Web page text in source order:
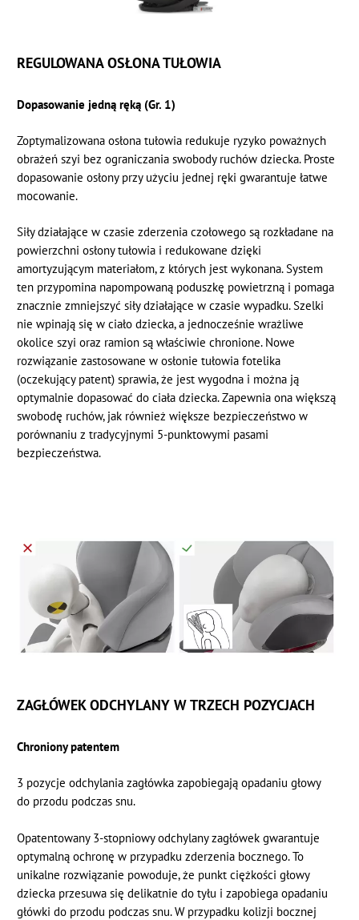
REGULOWANA OSŁONA TUŁOWIA
Dopasowanie jedną ręką (Gr. 1)
Zoptymalizowana osłona tułowia redukuje ryzyko poważnych
obrażeń szyi bez ograniczania swobody ruchów dziecka. Proste
dopasowanie osłony przy użyciu jednej ręki gwarantuje łatwe
mocowanie.
Siły działające w czasie zderzenia czołowego są rozkładane na
powierzchni osłony tułowia i redukowane dzięki
amortyzującym materiałom, z których jest wykonana. System
ten przypomina napompowaną poduszkę powietrzną i pomaga
znacznie zmniejszyć siły działające w czasie wypadku. Szelki
nie wpinają się w ciało dziecka, a jednocześnie wrażliwe
okolice szyi oraz ramion są właściwie chronione. Nowe
rozwiązanie zastosowane w osłonie tułowia fotelika
(oczekujący patent) sprawia, że jest wygodna i można ją
optymalnie dopasować do ciała dziecka. Zapewnia ona większą
swobodę ruchów, jak również większe bezpieczeństwo w
porównaniu z tradycyjnymi 5-punktowymi pasami
bezpieczeństwa.
ZAGŁÓWEK ODCHYLANY W TRZECH POZYCJACH
Chroniony patentem
3 pozycje odchylania zagłówka zapobiegają opadaniu głowy
do przodu podczas snu.
Opatentowany 3-stopniowy odchylany zagłówek gwarantuje
optymalną ochronę w przypadku zderzenia bocznego. To
unikalne rozwiązanie powoduje, że punkt ciężkości głowy
dziecka przesuwa się delikatnie do tyłu i zapobiega opadaniu
główki do przodu podczas snu. W przypadku kolizji bocznej